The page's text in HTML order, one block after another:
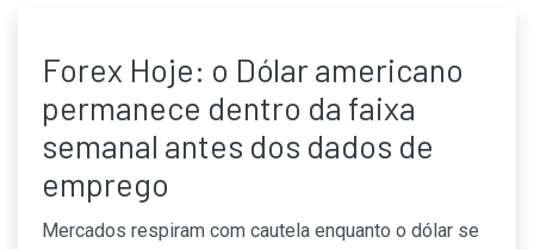
Forex Hoje: o Dólar americano
permanece dentro da faixa
semanal antes dos dados de
emprego
Mercados respiram com cautela enquanto o dólar se